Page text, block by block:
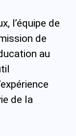
l’équipe de
de
au
de la